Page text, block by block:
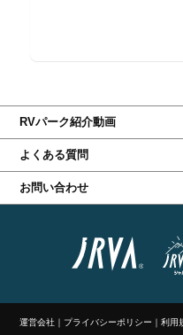
RVパーク紹介動画
よくある質問
お問い合わせ
運営会社 ｜ プライバシーポリシー ｜利用